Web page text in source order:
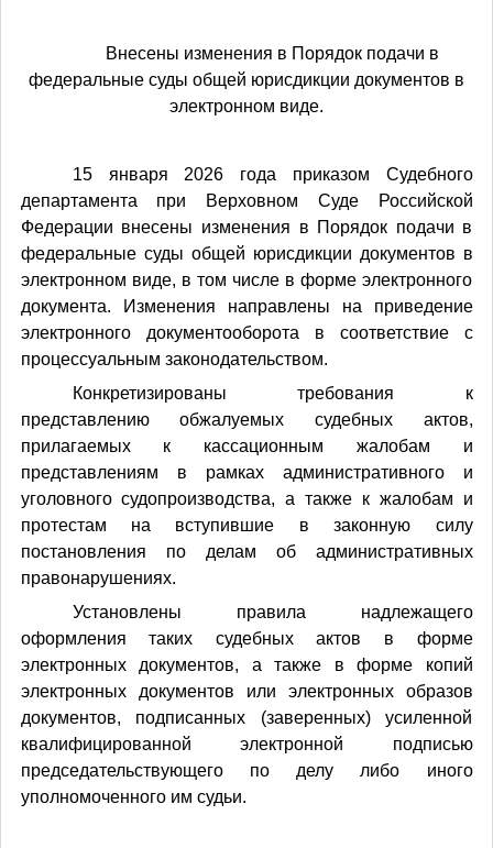
Внесены изменения в Порядок подачи в
федеральные суды общей юрисдикции документов в
электронном виде.
15 января 2026 года приказом Судебного
департамента при Верховном Суде Российской
Федерации внесены изменения в Порядок подачи в
федеральные суды общей юрисдикции документов в
электронном виде, в том числе в форме электронного
документа. Изменения направлены на приведение
электронного документооборота в соответствие с
процессуальным законодательством.
Конкретизированы требования к
представлению обжалуемых судебных актов,
прилагаемых к кассационным жалобам и
представлениям в рамках административного и
уголовного судопроизводства, а также к жалобам и
протестам на вступившие в законную силу
постановления по делам об административных
правонарушениях.
Установлены правила надлежащего
оформления таких судебных актов в форме
электронных документов, а также в форме копий
электронных документов или электронных образов
документов, подписанных (заверенных) усиленной
квалифицированной электронной подписью
председательствующего по делу либо иного
уполномоченного им судьи.